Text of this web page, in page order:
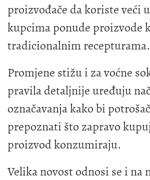
proizvođače da koriste veći
kupcima ponude proizvode
tradicionalnim recepturama.
Promjene stižu i za voćne
pravila detaljnije uređuju
označavanja kako bi
prepoznati što zapravo
proizvod konzumiraju.
Velika novost odnosi se i na